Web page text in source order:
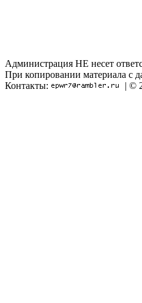
Администрация НЕ несет
При копировании материала с
Контакты:
| ©